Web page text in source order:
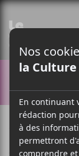
5 NOVEMBRE 2019
PARARTICLE
/ R & B / SOUL